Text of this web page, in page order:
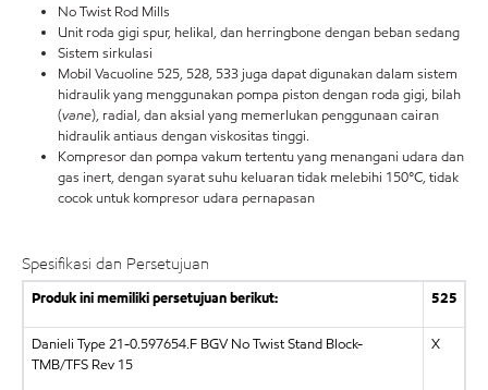
No Twist Rod Mills
Unit roda gigi spur, helikal, dan herringbone dengan beban sedang
Sistem sirkulasi
Mobil Vacuoline 525, 528, 533 juga dapat digunakan dalam sistem
hidraulik yang menggunakan pompa piston dengan roda gigi, bilah
(vane), radial, dan aksial yang memerlukan penggunaan cairan
hidraulik antiaus dengan viskositas tinggi.
Kompresor dan pompa vakum tertentu yang menangani udara dan
gas inert, dengan syarat suhu keluaran tidak melebihi 150°C, tidak
cocok untuk kompresor udara pernapasan
Spesifikasi dan Persetujuan
Produk ini memiliki persetujuan berikut: 525
Danieli Type 21-0.597654.F BGV No Twist Stand Block-
TMB/TFS Rev 15
X